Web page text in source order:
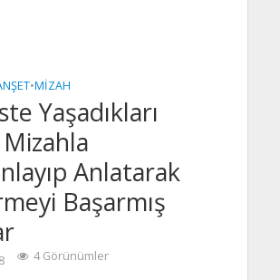
•MIZAH
Yaşadıkları
Mizahla
Anlatarak
Başarmış
4 Görünümler